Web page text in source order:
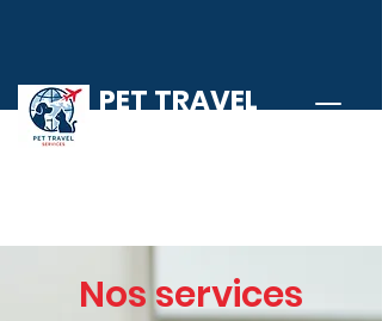
PET TRAVEL
Nos services